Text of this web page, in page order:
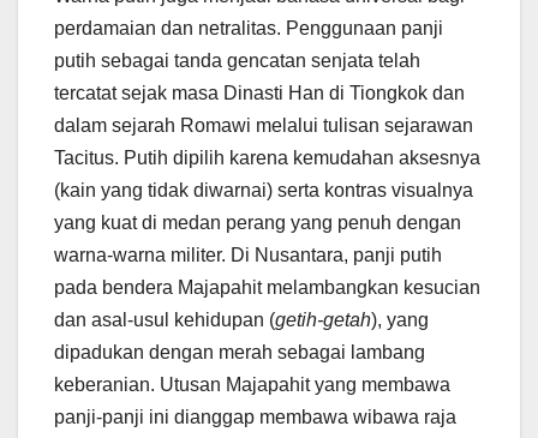
perdamaian dan netralitas. Penggunaan panji
putih sebagai tanda gencatan senjata telah
tercatat sejak masa Dinasti Han di Tiongkok dan
dalam sejarah Romawi melalui tulisan sejarawan
Tacitus. Putih dipilih karena kemudahan aksesnya
(kain yang tidak diwarnai) serta kontras visualnya
yang kuat di medan perang yang penuh dengan
warna-warna militer. Di Nusantara, panji putih
pada bendera Majapahit melambangkan kesucian
dan asal-usul kehidupan (getih-getah), yang
dipadukan dengan merah sebagai lambang
keberanian. Utusan Majapahit yang membawa
panji-panji ini dianggap membawa wibawa raja